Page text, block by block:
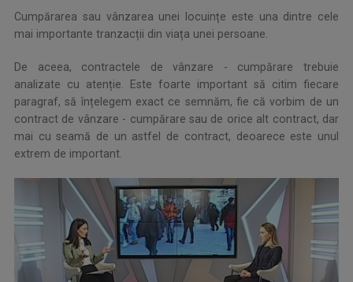
Cumpărarea sau vânzarea unei locuințe este una dintre cele
mai importante tranzacții din viața unei persoane.
De aceea, contractele de vânzare - cumpărare trebuie
analizate cu atenție. Este foarte important să citim fiecare
paragraf, să înțelegem exact ce semnăm, fie că vorbim de un
contract de vânzare - cumpărare sau de orice alt contract, dar
mai cu seamă de un astfel de contract, deoarece este unul
extrem de important.